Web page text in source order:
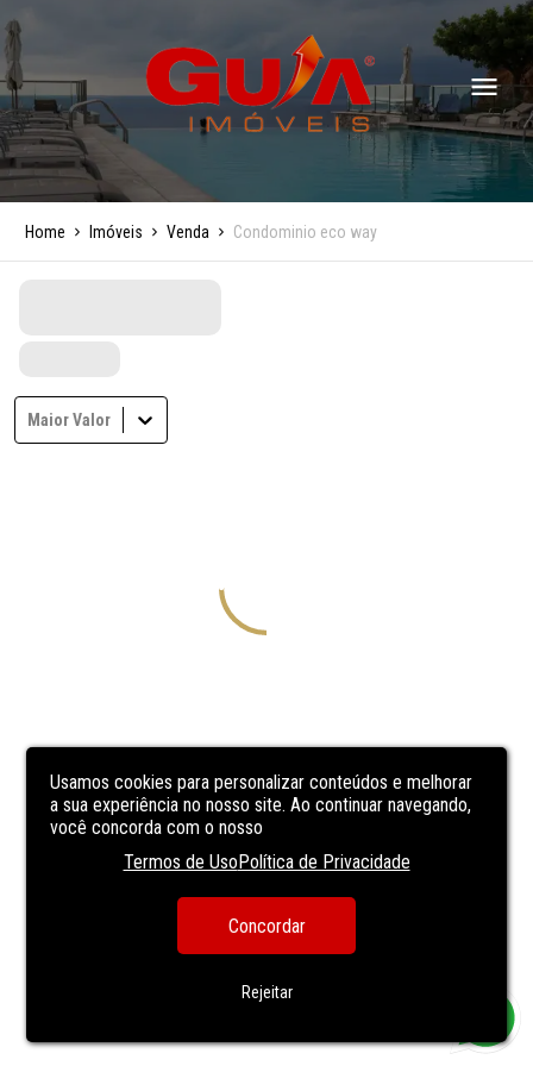
Usamos cookies para personalizar conteúdos e melhorar
a sua experiência no nosso site. Ao continuar navegando,
você concorda com o nosso
Termos de UsoPolítica de Privacidade
Concordar
Rejeitar
Home Imóveis Venda Condominio eco way
Maior Valor